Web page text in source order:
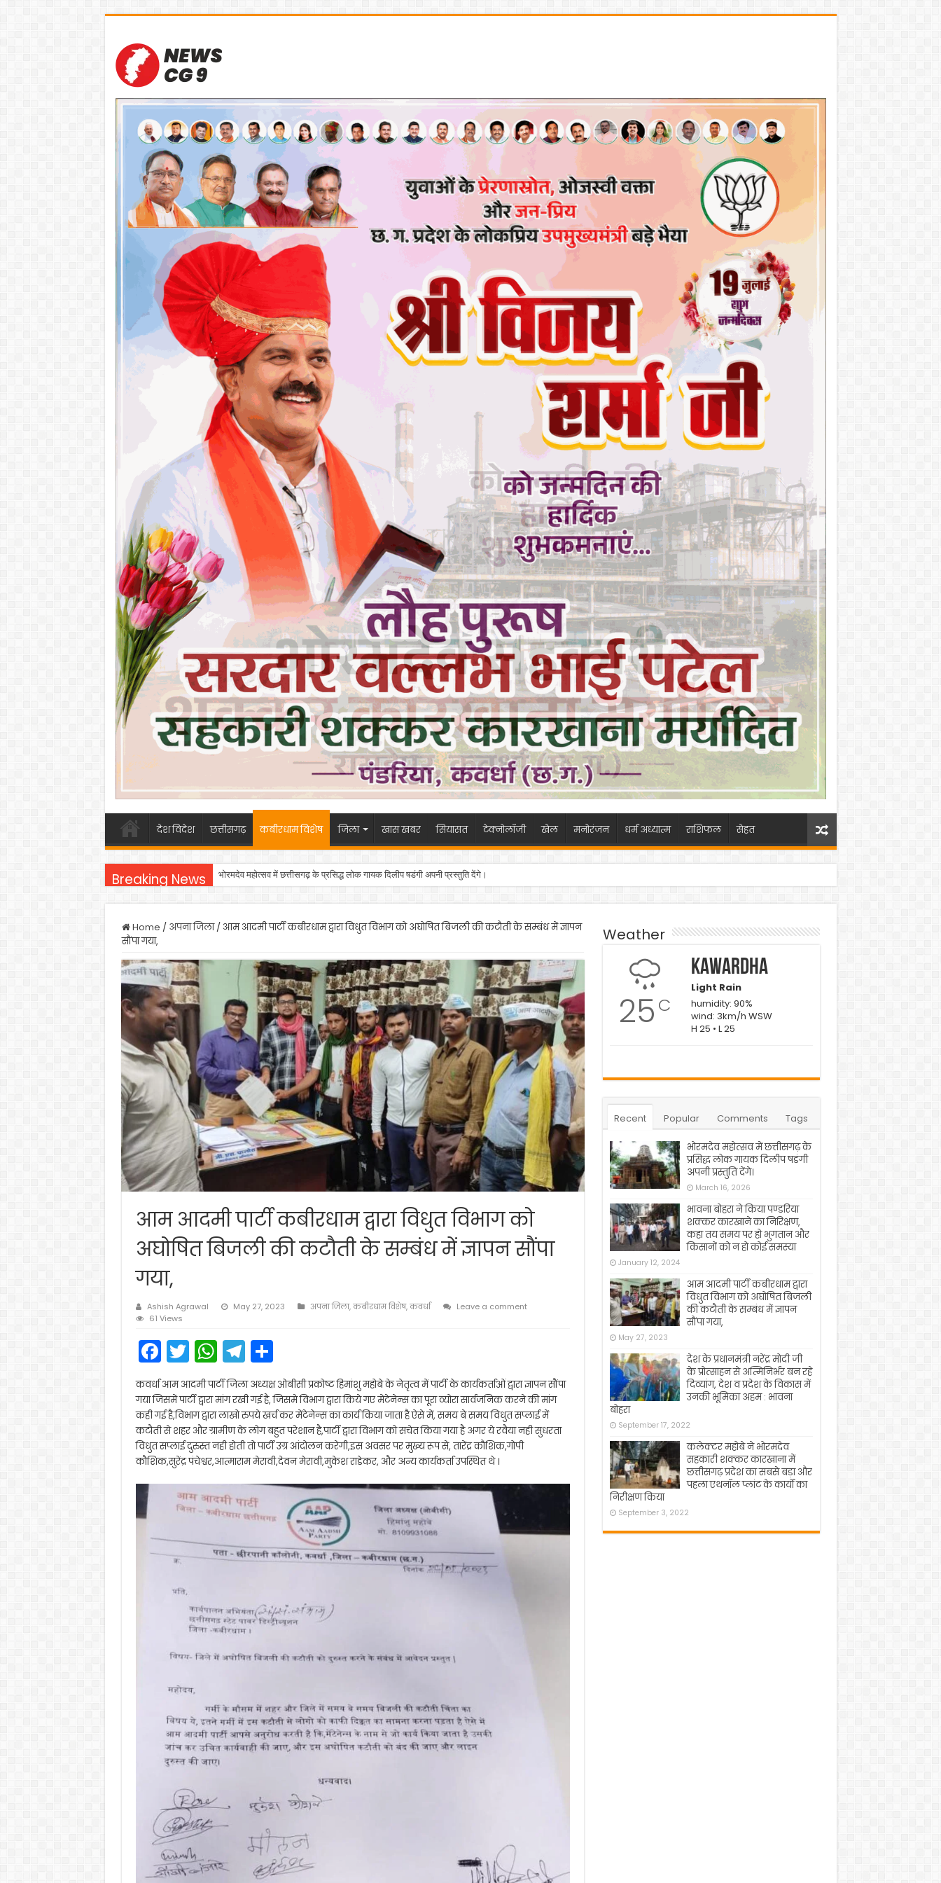
देश विदेश छत्तीसगढ़ कबीरधाम विशेष जिला खास खबर सियासत टेक्नोलॉजी खेल मनोरंजन धर्म अध्यात्म राशिफल सेहत
Breaking News भोरमदेव महोत्सव में छत्तीसगढ़ के प्रसिद्ध लोक गायक दिलीप षडंगी अपनी प्रस्तुति देंगे।
Home / अपना जिला / आम आदमी पार्टी कबीरधाम द्वारा विधुत विभाग को अघोषित बिजली की कटौती के सम्बंध में ज्ञापन
सौंपा गया,
आम आदमी पार्टी कबीरधाम द्वारा विधुत विभाग को
अघोषित बिजली की कटौती के सम्बंध में ज्ञापन सौंपा
गया,
Ashish Agrawal May 27, 2023 अपना जिला,कबीरधाम विशेष,कवर्धा
Leave a comment
61 Views
F
a
c
e
b
o
o
T
w
itt
er
W
h
a
ts
A
p
p
T
el
e
gr
a
m
S
h
ar
e
कवर्धा आम आदमी पार्टी जिला अध्यक्ष ओबीसी प्रकोष्ट हिमांशु महोबे के नेतृत्व में पार्टी के कार्यकर्ताओं द्वारा ज्ञापन सौंपा
गया जिसमें पार्टी द्वारा मांग रखी गई है, जिसमे विभाग द्वारा किये गए मेंटेनेन्स का पूरा व्योरा सार्वजनिक करने की मांग
कही गई है,विभाग द्वारा लाखो रुपये खर्च कर मेंटेनेन्स का कार्य किया जाता है ऐसे में, समय बे समय विधुत सप्लाई में
कटौती से शहर और ग्रामीण के लोग बहुत परेशान है,पार्टी द्वारा विभाग को सचेत किया गया है अगर ये रवैया नही सुधरता
विधुत सप्लाई दुरुस्त नही होती तो पार्टी उग्र आंदोलन करेगी,इस अवसर पर मुख्य रूप से, तारेंद्र कौशिक,गोपी
कौशिक,सुरेंद्र पंचेश्वर,आत्माराम मेरावी,देवन मेरावी,मुकेश राडेकर, और अन्य कार्यकर्ता उपस्थित थे ।
Weather
25 C
Kawardha
Light Rain
humidity: 90%
wind: 3km/h WSW
H 25 • L 25
Recent Popular Comments Tags
भोरमदेव महोत्सव में छत्तीसगढ़ के
प्रसिद्ध लोक गायक दिलीप षडंगी
अपनी प्रस्तुति देंगे।
March 16, 2026
भावना बोहरा ने किया पण्डरिया
शक्कर कारखाने का निरिक्षण,
कहा तय समय पर हो भुगतान और
किसानों को न हो कोई समस्या
January 12, 2024
आम आदमी पार्टी कबीरधाम द्वारा
विधुत विभाग को अघोषित बिजली
की कटौती के सम्बंध में ज्ञापन
सौंपा गया,
May 27, 2023
देश के प्रधानमंत्री नरेंद्र मोदी जी
के प्रोत्साहन से अत्मिनिर्भर बन रहे
दिव्यांग, देश व प्रदेश के विकास में
उनकी भूमिका अहम : भावना
बोहरा
September 17, 2022
कलेक्टर महोबे ने भोरमदेव
सहकारी शक्कर कारखाना में
छत्तीसगढ़ प्रदेश का सबसे बड़ा और
पहला एथनॉल प्लांट के कार्यो का
निरीक्षण किया
September 3, 2022